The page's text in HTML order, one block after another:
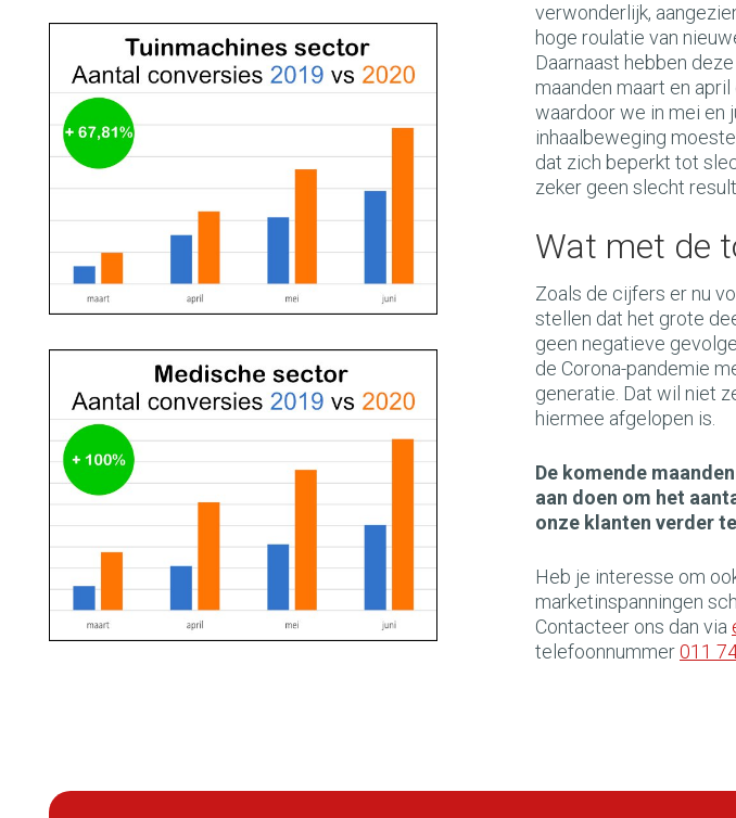
verwonderlijk,
hoge roulatie van
Daarnaast hebben
maanden maart en
waardoor we in mei en
inhaalbeweging
dat zich beperkt tot
zeker geen slecht
Wat met de
Zoals de cijfers er nu
stellen dat het grote
geen negatieve
de Corona-pandemie
generatie. Dat wil niet
hiermee afgelopen is.
De komende
aan doen om het
onze klanten verder
Heb je interesse om
marketinspanningen
Contacteer ons dan via
telefoonnummer011